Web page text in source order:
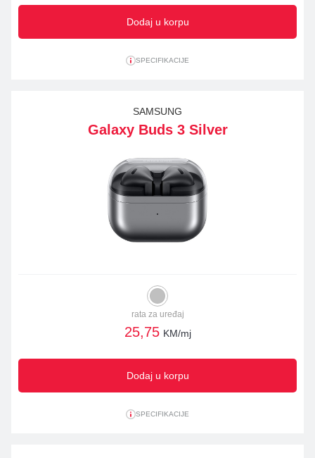
Dodaj u korpu
SPECIFIKACIJE
SAMSUNG
Galaxy Buds 3 Silver
rata za uređaj
25,75 KM/mj
Dodaj u korpu
SPECIFIKACIJE